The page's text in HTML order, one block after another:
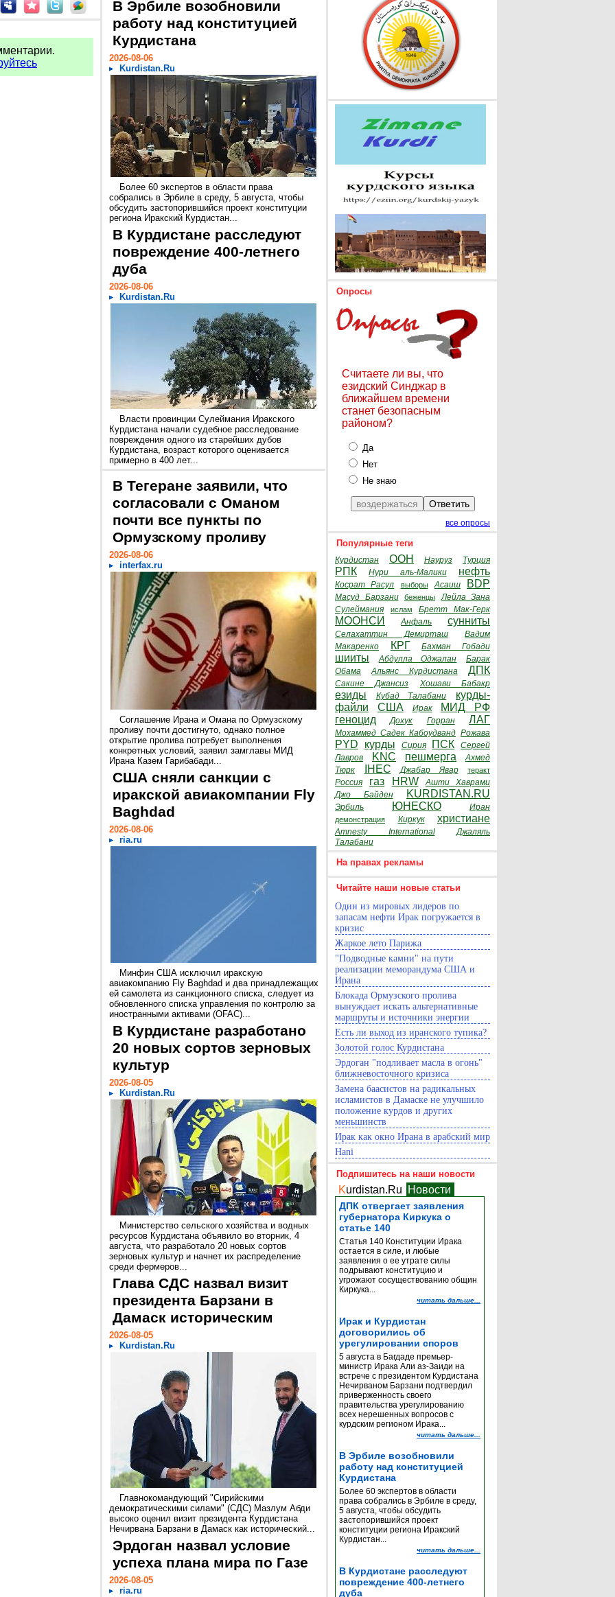
В Эрбиле возобновили
работу над конституцией
Курдистана
2026-08-06
Kurdistan.Ru
Более 60 экспертов в области права
собрались в Эрбиле в среду, 5 августа, чтобы
обсудить застопорившийся проект конституции
региона Иракский Курдистан...
В Курдистане расследуют
повреждение 400-летнего
дуба
2026-08-06
Kurdistan.Ru
Власти провинции Сулеймания Иракского
Курдистана начали судебное расследование
повреждения одного из старейших дубов
Курдистана, возраст которого оценивается
примерно в 400 лет...
В Тегеране заявили, что
согласовали с Оманом
почти все пункты по
Ормузскому проливу
2026-08-06
interfax.ru
Соглашение Ирана и Омана по Ормузскому
проливу почти достигнуто, однако полное
открытие пролива потребует выполнения
конкретных условий, заявил замглавы МИД
Ирана Казем Гарибабади...
США сняли санкции с
иракской авиакомпании Fly
Baghdad
2026-08-06
ria.ru
Минфин США исключил иракскую
авиакомпанию Fly Baghdad и два принадлежащих
ей самолета из санкционного списка, следует из
обновленного списка управления по контролю за
иностранными активами (OFAC)...
В Курдистане разработано
20 новых сортов зерновых
культур
2026-08-05
Kurdistan.Ru
Министерство сельского хозяйства и водных
ресурсов Курдистана объявило во вторник, 4
августа, что разработало 20 новых сортов
зерновых культур и начнет их распределение
среди фермеров...
Глава СДС назвал визит
президента Барзани в
Дамаск историческим
2026-08-05
Kurdistan.Ru
Главнокомандующий "Сирийскими
демократическими силами" (СДС) Мазлум Абди
высоко оценил визит президента Курдистана
Нечирвана Барзани в Дамаск как исторический...
Эрдоган назвал условие
успеха плана мира по Газе
2026-08-05
ria.ru
Опросы
Считаете ли вы, что
езидский Синджар в
ближайшем времени
станет безопасным
районом?
Да
Нет
Не знаю
все опросы
Популярные теги
Курдистан ООН Науруз Турция
РПК Нури аль-Малики нефть
Косрат Расул выборы Асаиш BDP
Масуд Барзани беженцы
Лейла Зана
Сулеймания
ислам Бретт Мак-Герк
МООНСИ Анфаль сунниты
Селахаттин Демирташ
Вадим
Макаренко
КРГ Бахман Гобади
шииты Абдулла Оджалан
Барак
Обама
Альянс Курдистана ДПК
Сакине Джансиз Хошави Бабакр
езиды Кубад Талабани
курды-
файли
США Ирак
МИД РФ
геноцид
Дохук Горран ЛАГ
Мохаммед Садек Кабоудванд Рожава
PYD курды Сирия ПСК
Сергей
Лавров
KNC пешмерга
Ахмед
Тюрк
IHEC Джабар Явар теракт
Россия газ HRW
Ашти Хаврами
Джо Байден
KURDISTAN.RU
Эрбиль ЮНЕСКО Иран
демонстрация Киркук христиане
Amnesty International
Джаляль
Талабани
На правах рекламы
Читайте наши новые статьи
Один из мировых лидеров по
запасам нефти Ирак погружается в
кризис
Жаркое лето Парижа
"Подводные камни" на пути
реализации меморандума США и
Ирана
Блокада Ормузского пролива
вынуждает искать альтернативные
маршруты и источники энергии
Есть ли выход из иранского тупика?
Золотой голос Курдистана
Эрдоган "подливает масла в огонь"
ближневосточного кризиса
Замена баасистов на радикальных
исламистов в Дамаске не улучшило
положение курдов и других
меньшинств
Ирак как окно Ирана в арабский мир
Hani
Подпишитесь на наши новости
Kurdistan.Ru Новости
ДПК отвергает заявления
губернатора Киркука о
статье 140
Статья 140 Конституции Ирака
остается в силе, и любые
заявления о ее утрате силы
подрывают конституцию и
угрожают сосуществованию общин
Киркука...
читать дальше...
Ирак и Курдистан
договорились об
урегулировании споров
5 августа в Багдаде премьер-
министр Ирака Али аз-Заиди на
встрече с президентом Курдистана
Нечирваном Барзани подтвердил
приверженность своего
правительства урегулированию
всех нерешенных вопросов с
курдским регионом Ирака...
читать дальше...
В Эрбиле возобновили
работу над конституцией
Курдистана
Более 60 экспертов в области
права собрались в Эрбиле в среду,
5 августа, чтобы обсудить
застопорившийся проект
конституции региона Иракский
Курдистан...
читать дальше...
В Курдистане расследуют
повреждение 400-летнего
дуба